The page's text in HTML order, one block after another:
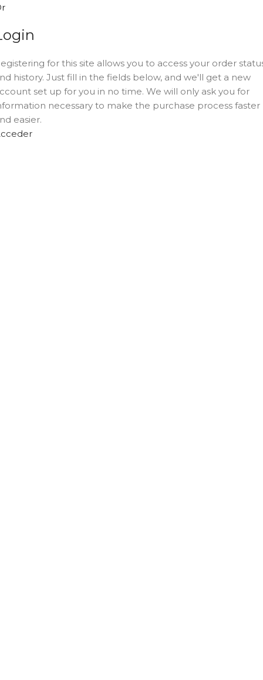
for this site allows you to access your order
history. Just fill in the fields below, and we'll get a new
set up for you in no time. We will only ask you for
necessary to make the purchase process faster
easier.